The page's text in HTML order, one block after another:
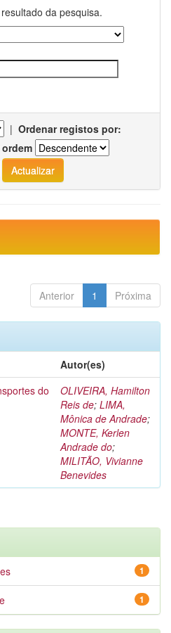
da pesquisa.
| Ordenar registos por:
ordem
Anterior 1 Próxima
Autor(es)
do
OLIVEIRA, Hamilton
Reis de; LIMA,
Mônica de Andrade;
MONTE, Kerlen
Andrade do;
MILITÃO, Vivianne
Benevides
1
1